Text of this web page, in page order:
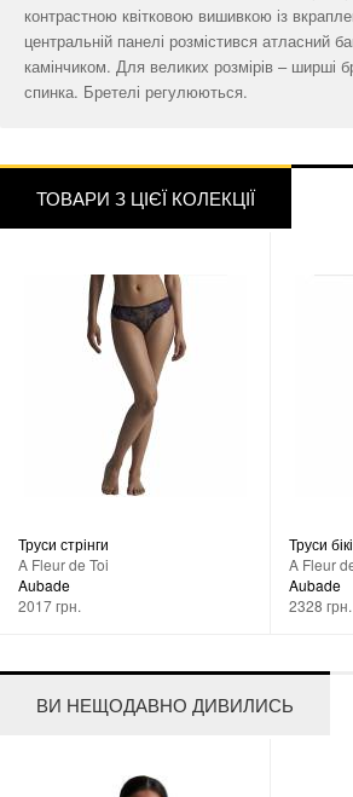
контрастною квітковою вишивкою із
центральній панелі розмістився атласний
камінчиком. Для великих розмірів – ширші
спинка. Бретелі регулюються.
ТОВАРИ З ЦІЄЇ КОЛЕКЦІЇ
Труси стрінги
A Fleur de Toi
Aubade
2017 грн.
Труси
A Fleur
Aubade
2328 грн.
ВИ НЕЩОДАВНО ДИВИЛИСЬ